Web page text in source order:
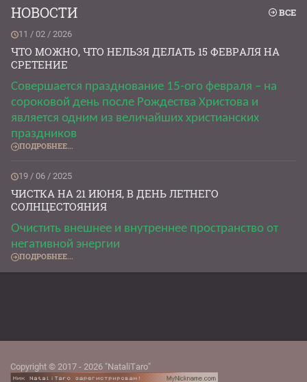
НОВОСТИ ВСЕ
11 / 02 / 2026
ЧТО МОЖНО, ЧТО НЕЛЬЗЯ ДЕЛАТЬ 15 ФЕВРАЛЯ НА
СРЕТЕНИЕ
Совершается празднование 15-ого февраля – на
сороковой день после Рождества Христова и
является одним из величайших христианских
праздников
ПОДРОБНЕЕ...
19 / 06 / 2025
ЧИСТКА НА 21 ИЮНЯ, В ДЕНЬ ЛЕТНЕГО
СОЛНЦЕСТОЯНИЯ
Очистить внешнее и внутреннее пространство от
негативной энергии
ПОДРОБНЕЕ...
Copyright © 2017 - 2026 "NataliTaro"